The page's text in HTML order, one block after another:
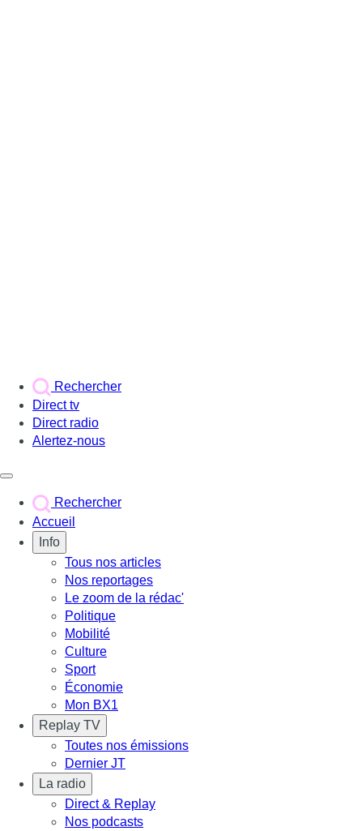
Rechercher
Direct tv
Direct radio
Alertez-nous
Rechercher
Accueil
Info
Tous nos articles
Nos reportages
Le zoom de la rédac'
Politique
Mobilité
Culture
Sport
Économie
Mon BX1
Replay TV
Toutes nos émissions
Dernier JT
La radio
Direct & Replay
Nos podcasts